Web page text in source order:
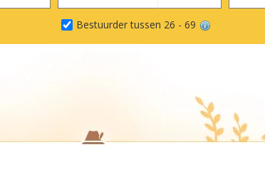
Bestuurder tussen 26 - 69